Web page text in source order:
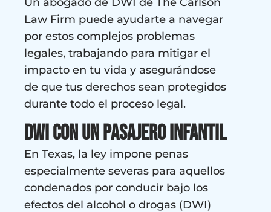
Law Firm puede ayudarte a navegar
por estos complejos problemas
legales, trabajando para mitigar el
impacto en tu vida y asegurándose
de que tus derechos sean protegidos
durante todo el proceso legal.
DWI con un pasajero infantil
En Texas, la ley impone penas
especialmente severas para aquellos
condenados por conducir bajo los
efectos del alcohol o drogas (DWI)